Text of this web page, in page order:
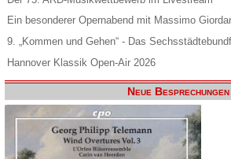
Ein besonderer Opernabend mit Massimo
9. „Kommen und Gehen“ - Das
Hannover Klassik Open-Air 2026
Neue Besprechungen